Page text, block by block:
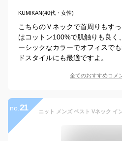
KUMIKAN(40代・女性)
こちらのＶネックで首周りもす
はコットン100%で肌触りも良く
ーシックなカラーでオフィスで
ドスタイルにも最適ですよ。
全てのおすすめコメ
no. 21